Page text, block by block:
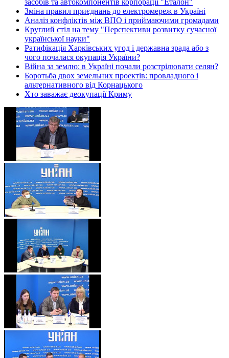
Зміна правил приєднань до електромереж в Україні
Аналіз конфліктів між ВПО і приймаючими громадами
Круглий стіл на тему "Перспективи розвитку сучасної
української науки"
Ратифікація Харківських угод і державна зрада або з
чого почалася окупація України?
Війна за землю: в Україні почали розстрілювати селян?
Боротьба двох земельних проектів: провладного і
альтернативного від Корнацького
Хто заважає деокупації Криму